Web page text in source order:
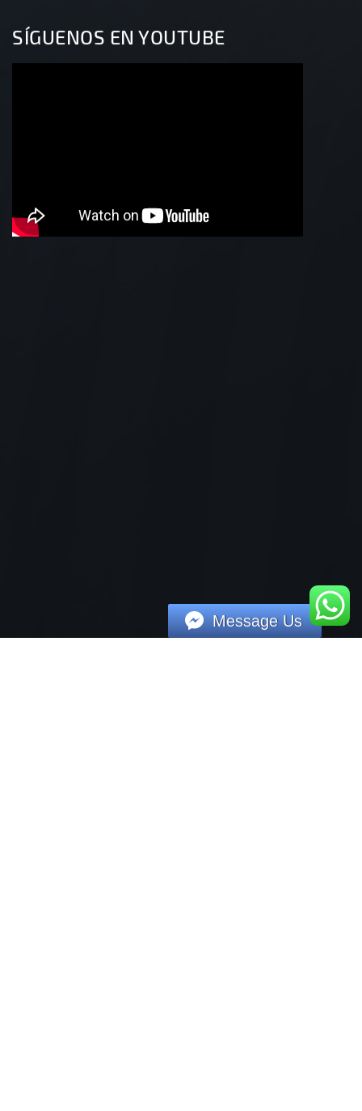
SÍGUENOS EN YOUTUBE
Message Us